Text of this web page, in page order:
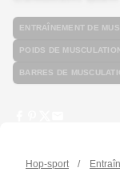
ENTRAÎNEMENT DE
POIDS DE
BARRES DE
Hop-sport /